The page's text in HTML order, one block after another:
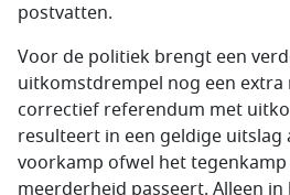
postvatten.
Voor de politiek brengt een
uitkomstdrempel nog een extra
correctief referendum met
resulteert in een geldige uitslag
voorkamp ofwel het
meerderheid passeert. Alleen